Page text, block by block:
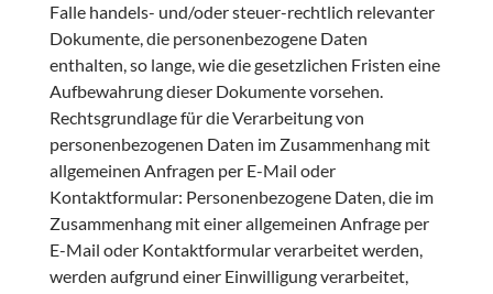
Falle handels- und/oder steuer-rechtlich relevanter
Dokumente, die personenbezogene Daten
enthalten, so lange, wie die gesetzlichen Fristen eine
Aufbewahrung dieser Dokumente vorsehen.
Rechtsgrundlage für die Verarbeitung von
personenbezogenen Daten im Zusammenhang mit
allgemeinen Anfragen per E-Mail oder
Kontaktformular: Personenbezogene Daten, die im
Zusammenhang mit einer allgemeinen Anfrage per
E-Mail oder Kontaktformular verarbeitet werden,
werden aufgrund einer Einwilligung verarbeitet,